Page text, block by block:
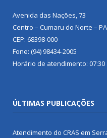
Avenida das Nações, 73
Centro – Cumaru do Norte – PA
CEP: 68398-000
Fone: (94) 98434-2005
Horário de atendimento: 07:30
ÚLTIMAS PUBLICAÇÕES
Atendimento do CRAS em